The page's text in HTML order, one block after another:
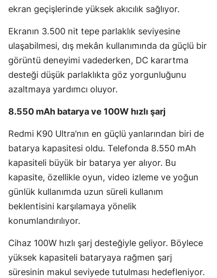
ekran geçişlerinde yüksek akıcılık sağlıyor.
Ekranın 3.500 nit tepe parlaklık seviyesine
ulaşabilmesi, dış mekân kullanımında da güçlü bir
görüntü deneyimi vadederken, DC karartma
desteği düşük parlaklıkta göz yorgunluğunu
azaltmaya yardımcı oluyor.
8.550 mAh batarya ve 100W hızlı şarj
Redmi K90 Ultra’nın en güçlü yanlarından biri de
batarya kapasitesi oldu. Telefonda 8.550 mAh
kapasiteli büyük bir batarya yer alıyor. Bu
kapasite, özellikle oyun, video izleme ve yoğun
günlük kullanımda uzun süreli kullanım
beklentisini karşılamaya yönelik
konumlandırılıyor.
Cihaz 100W hızlı şarj desteğiyle geliyor. Böylece
yüksek kapasiteli bataryaya rağmen şarj
süresinin makul seviyede tutulması hedefleniyor.